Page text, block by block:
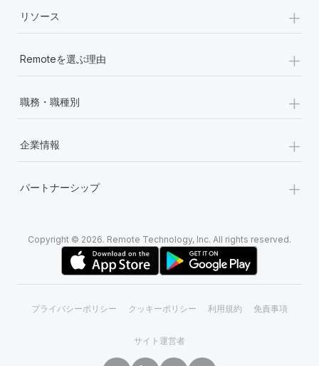
リソース +
Remoteを選ぶ理由 +
職務・職種別 +
企業情報 +
パートナーシップ +
Copyright © 2026. Remote Technology, Inc. All rights reserved.
プライバシーポリシー クッキーポリシー 利用規約 免責事項
サイト運営者